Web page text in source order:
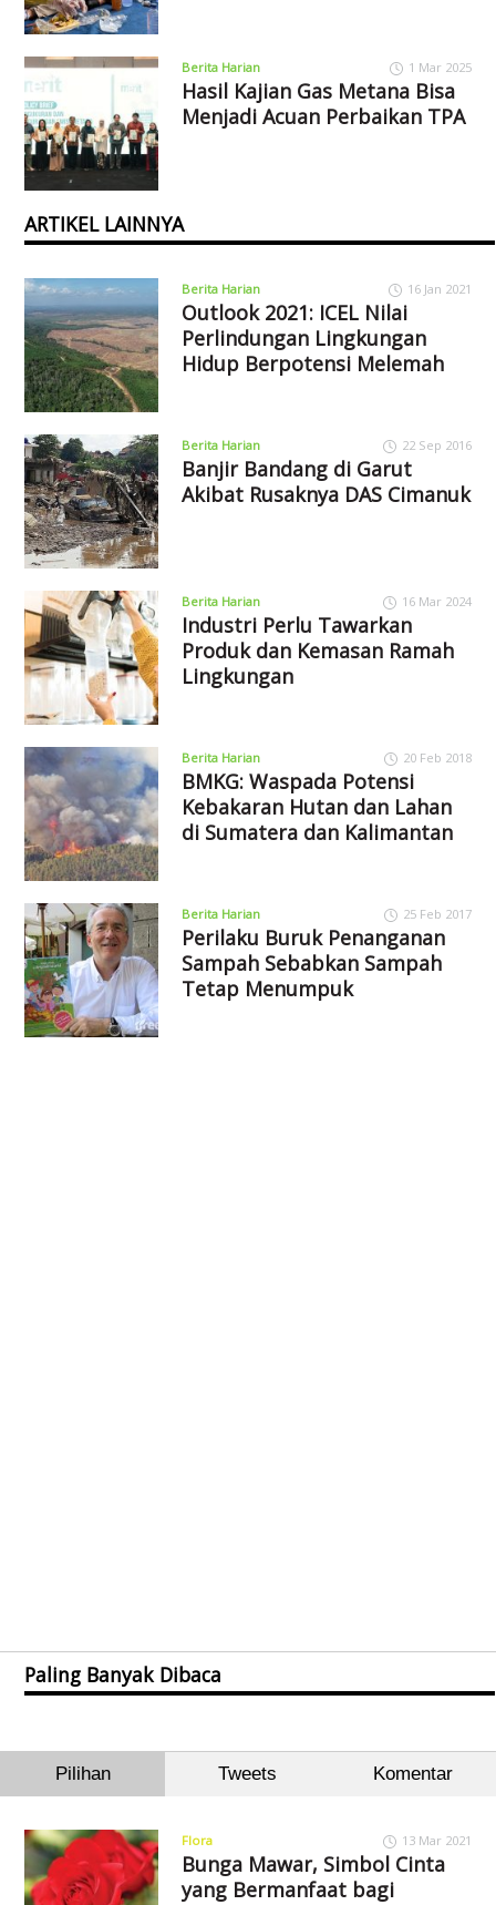
Berita Harian 1 Mar 2025
Hasil Kajian Gas Metana Bisa
Menjadi Acuan Perbaikan TPA
ARTIKEL LAINNYA
Berita Harian 16 Jan 2021
Outlook 2021: ICEL Nilai
Perlindungan Lingkungan
Hidup Berpotensi Melemah
Berita Harian 22 Sep 2016
Banjir Bandang di Garut
Akibat Rusaknya DAS Cimanuk
Berita Harian 16 Mar 2024
Industri Perlu Tawarkan
Produk dan Kemasan Ramah
Lingkungan
Berita Harian 20 Feb 2018
BMKG: Waspada Potensi
Kebakaran Hutan dan Lahan
di Sumatera dan Kalimantan
Berita Harian 25 Feb 2017
Perilaku Buruk Penanganan
Sampah Sebabkan Sampah
Tetap Menumpuk
Paling Banyak Dibaca
Pilihan Tweets Komentar
Flora 13 Mar 2021
Bunga Mawar, Simbol Cinta
yang Bermanfaat bagi